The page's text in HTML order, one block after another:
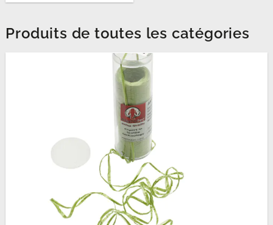
Produits de toutes les catégories